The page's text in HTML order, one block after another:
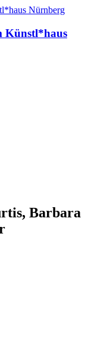
Künstl*haus
Barbara